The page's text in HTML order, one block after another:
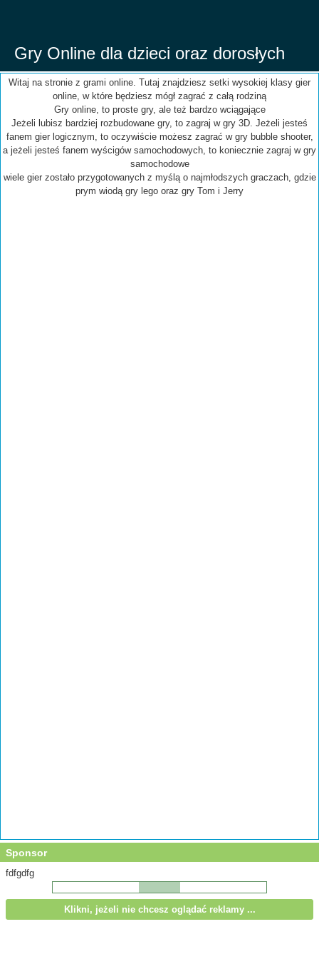
Gry Online dla dzieci oraz dorosłych
Witaj na stronie z grami online. Tutaj znajdziesz setki wysokiej klasy gier
online, w które będziesz mógł zagrać z całą rodziną
Gry online, to proste gry, ale też bardzo wciągające
Jeżeli lubisz bardziej rozbudowane gry, to zagraj w gry 3D. Jeżeli jesteś
fanem gier logicznym, to oczywiście możesz zagrać w gry bubble shooter,
a jeżeli jesteś fanem wyścigów samochodowych, to koniecznie zagraj w gry
samochodowe
wiele gier zostało przygotowanych z myślą o najmłodszych graczach, gdzie
prym wiodą gry lego oraz gry Tom i Jerry
Sponsor
fdfgdfg
Klikni, jeżeli nie chcesz oglądać reklamy ...